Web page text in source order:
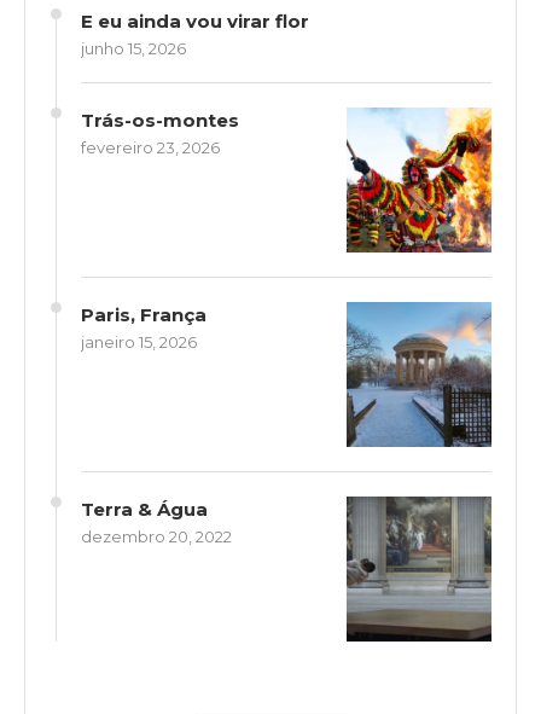
E eu ainda vou virar flor
junho 15, 2026
Trás-os-montes
fevereiro 23, 2026
Paris, França
janeiro 15, 2026
Terra & Água
dezembro 20, 2022